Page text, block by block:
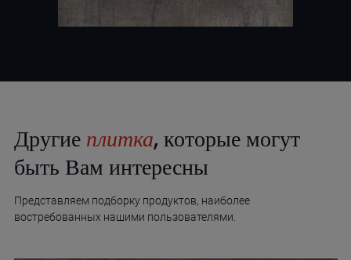
Другие плитка, которые могут
быть Вам интересны
Представляем подборку продуктов, наиболее
востребованных нашими пользователями.